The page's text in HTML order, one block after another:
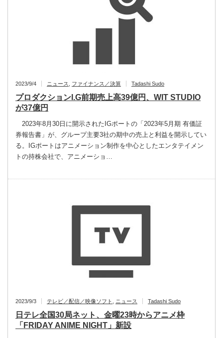
2023/9/4 ニュース ファイナンス／決算 Tadashi Sudo
プロダクションI.G前期売上高39億円、WIT STUDIO
が37億円
2023年8月30日に開示されたIGポートの「2023年5月期 有価証
券報告書」が、グループ主要3社の期中の売上と利益を開示してい
る。IGポートはアニメーション制作を中心としたエンタテイメン
トの持株会社で、アニメーショ…
2023/9/3 テレビ／配信／映像ソフト ニュース Tadashi Sudo
日テレ全国30局ネット、金曜23時からアニメ枠
「FRIDAY ANIME NIGHT」新設